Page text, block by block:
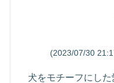
(2023/07/30
犬をモチーフにし